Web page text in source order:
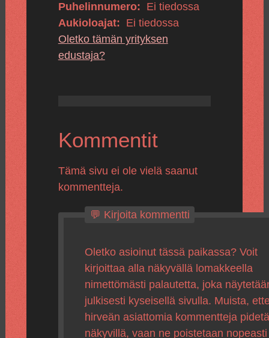
Puhelinnumero: Ei tiedossa
Aukioloajat: Ei tiedossa
Oletko tämän yrityksen
edustaja?
Kommentit
Tämä sivu ei ole vielä saanut
kommentteja.
💬 Kirjoita kommentti
Oletko asioinut tässä paikassa? Voit
kirjoittaa alla näkyvällä lomakkeella
nimettömästi palautetta, joka
julkisesti kyseisellä sivulla. Muista,
hirveän asiattomia kommentteja pidetä
näkyvillä, vaan ne poistetaan